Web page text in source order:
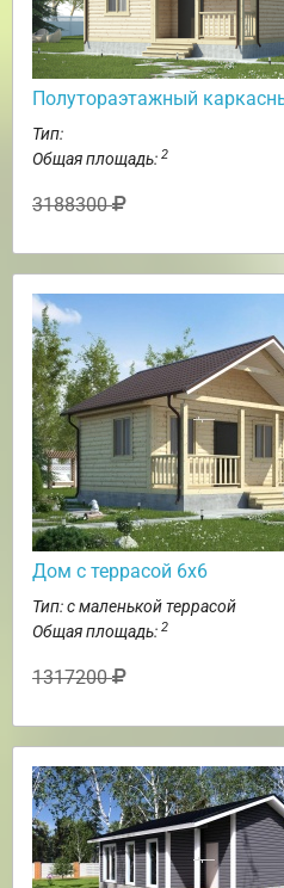
Полутораэтажный
Тип:
Общая площадь: 2
3188300
Дом с террасой 6х6
Тип: с маленькой террасой
Общая площадь: 2
1317200